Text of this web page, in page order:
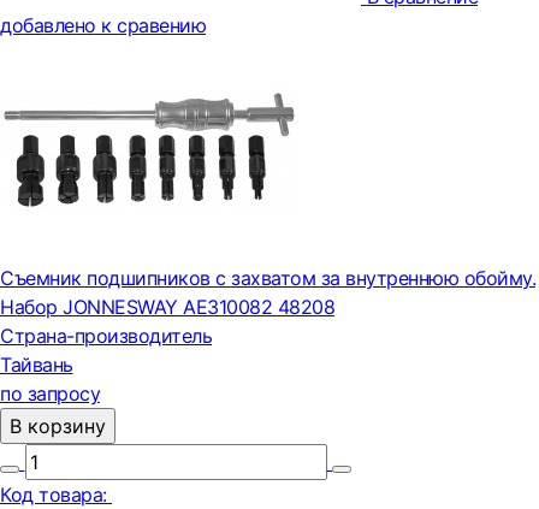
добавлено к сравению
Съемник подшипников с захватом за внутреннюю обойму.
Набор JONNESWAY AE310082 48208
Страна-производитель
Тайвань
по запросу
В корзину
Код товара: